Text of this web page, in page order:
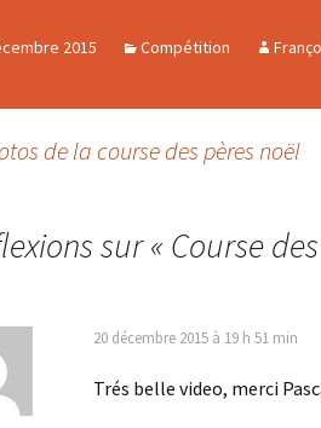
2015 Compétition
de la course des pères noël
sur « Course
20 décembre 2015 à 19 h 51 min
Trés belle video, merci